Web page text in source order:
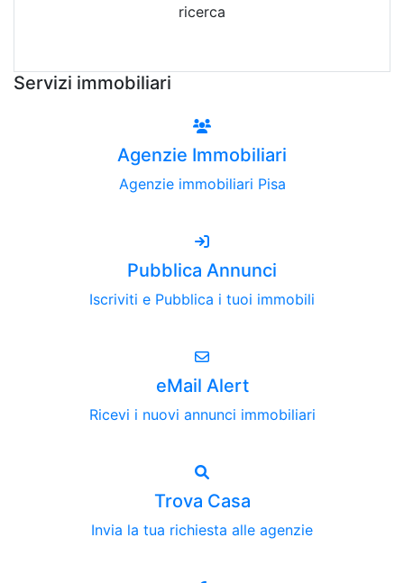
ricerca
Servizi immobiliari
Agenzie Immobiliari
Agenzie immobiliari Pisa
Pubblica Annunci
Iscriviti e Pubblica i tuoi immobili
eMail Alert
Ricevi i nuovi annunci immobiliari
Trova Casa
Invia la tua richiesta alle agenzie